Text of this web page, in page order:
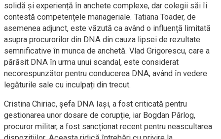
solidă și experiență în anchete complexe, dar colegii săi îi
contestă competențele manageriale. Tatiana Toader, de
asemenea adjunct, este văzută ca având o influență limitată
asupra procurorilor din DNA din cauza lipsei de rezultate
semnificative în munca de anchetă. Vlad Grigorescu, care a
părăsit DNA în urma unui scandal, este considerat
necorespunzător pentru conducerea DNA, având în vedere
legăturile sale cu inculpați din trecut.
Cristina Chiriac, șefa DNA Iași, a fost criticată pentru
gestionarea unor dosare de corupție, iar Bogdan Pârlog,
procuror militar, a fost sancționat recent pentru neascultarea